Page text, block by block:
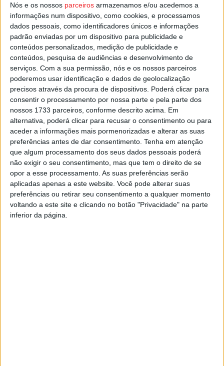
Nós e os nossos parceiros armazenamos e/ou acedemos a
informações num dispositivo, como cookies, e processamos
dados pessoais, como identificadores únicos e informações
padrão enviadas por um dispositivo para publicidade e
conteúdos personalizados, medição de publicidade e
conteúdos, pesquisa de audiências e desenvolvimento de
serviços. Com a sua permissão, nós e os nossos parceiros
poderemos usar identificação e dados de geolocalização
precisos através da procura de dispositivos. Poderá clicar para
consentir o processamento por nossa parte e pela parte dos
nossos 1733 parceiros, conforme descrito acima. Em
alternativa, poderá clicar para recusar o consentimento ou para
aceder a informações mais pormenorizadas e alterar as suas
preferências antes de dar consentimento. Tenha em atenção
que algum processamento dos seus dados pessoais poderá
não exigir o seu consentimento, mas que tem o direito de se
opor a esse processamento. As suas preferências serão
aplicadas apenas a este website. Você pode alterar suas
preferências ou retirar seu consentimento a qualquer momento
voltando a este site e clicando no botão "Privacidade" na parte
inferior da página.
e não ter conseguido o objetivo de levar o Oliveira de
Frades até à Fase de Campeão na Divisão de Honra da
Associação de Futebol de Viseu.
O Oliveira de Frades vai jogar oGrupo BdaSérie de
Manutençãojuntamente com as equipas doCanas de
Senhorim,Carregal do Sal, Roriz,Desportivo Parada,
Atlético Molelos,Penalva do CasteloeMoimenta do
Dão
Esta e outras notícias para ouvir na Estação Diária – 96.8
FM ou emwww.968.fm
Pub